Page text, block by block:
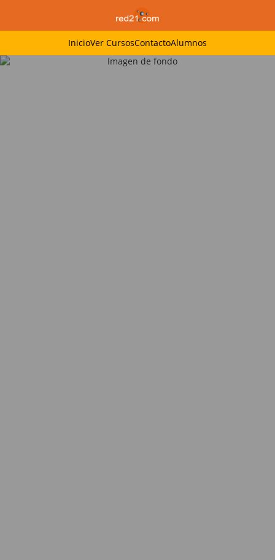
InicioVer CursosContactoAlumnos